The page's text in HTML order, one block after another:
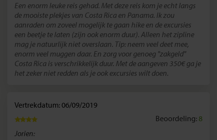
Een enorm leuke reis gehad. Met deze reis kom je echt langs
de mooiste plekjes van Costa Rica en Panama. Ik zou
aanraden om zoveel mogelijk te gaan hike en de excursies
een beetje te laten (zijn ook enorm duur). Alleen het zipline
mag je natuurlijk niet overslaan. Tip: neem veel deet mee,
enorm veel muggen daar. En zorg voor genoeg "zakgeld"
Costa Rica is verschrikkelijk duur. Met de aangeven 350€ ga je
het zeker niet redden als je ook excursies wilt doen.
Vertrekdatum: 06/09/2019
Beoordeling: 8
Jorien: